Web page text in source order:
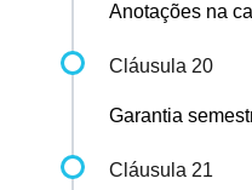
Anotações na
Cláusula 20
Garantia
Cláusula 21